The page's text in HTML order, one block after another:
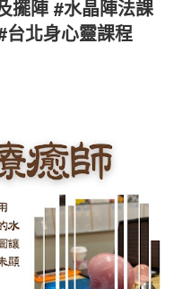
擺陣 #水晶陣法課
北身心靈課程